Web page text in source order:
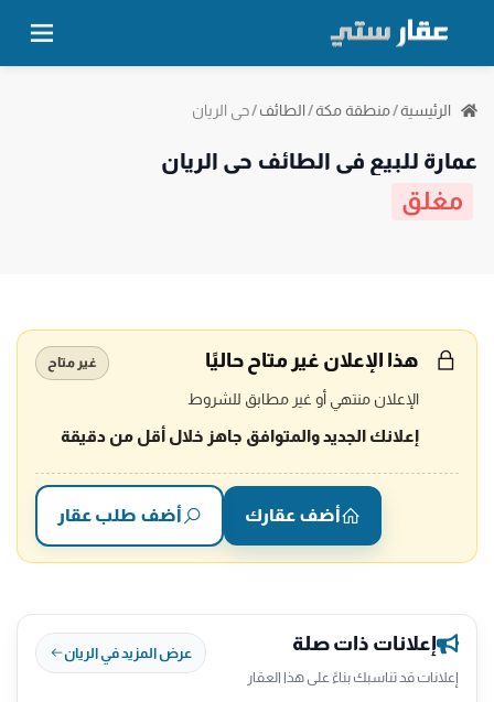
الرئيسية/منطقة مكة/الطائف/حي الريان
عمارة للبيع في الطائف حي الريان
مغلق
هذا الإعلان غير متاح حاليًا غير متاح
الإعلان منتهي أو غير مطابق للشروط
إعلانك الجديد والمتوافق جاهز خلال أقل من دقيقة
أضف عقارك أضف طلب عقار
إعلانات ذات صلة
إعلانات قد تناسبك بناءً على هذا العقار
عرض المزيد في الريان